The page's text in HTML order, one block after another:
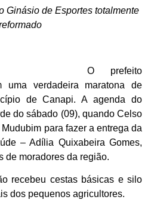
Ginásio de Esportes totalmente
O prefeito
uma verdadeira maratona de
de Canapi. A agenda do
do sábado (09), quando Celso
para fazer a entrega da
– Adília Quixabeira Gomes,
de moradores da região.
recebeu cestas básicas e silo
dos pequenos agricultores.